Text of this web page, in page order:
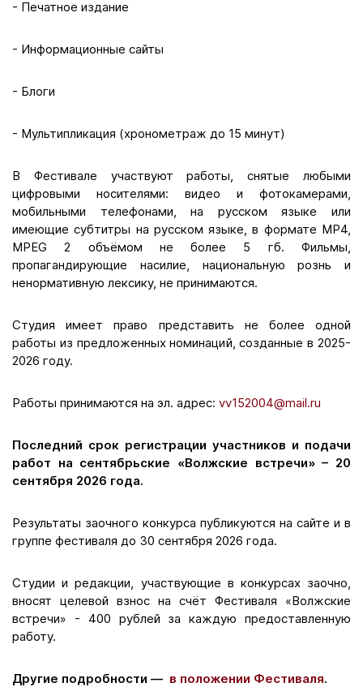
- Печатное издание
- Информационные сайты
- Блоги
- Мультипликация (хронометраж до 15 минут)
В Фестивале участвуют работы, снятые любыми
цифровыми носителями: видео и фотокамерами,
мобильными телефонами, на русском языке или
имеющие субтитры на русском языке, в формате MP4,
MPEG 2 объёмом не более 5 гб. Фильмы,
пропагандирующие насилие, национальную рознь и
ненормативную лексику, не принимаются.
Студия имеет право представить не более одной
работы из предложенных номинаций, созданные в 2025-
2026 году.
Работы принимаются на эл. адрес: vv152004@mail.ru
Последний срок регистрации участников и подачи
работ на сентябрьские «Волжские встречи» – 20
сентября 2026 года.
Результаты заочного конкурса публикуются на сайте и в
группе фестиваля до 30 сентября 2026 года.
Студии и редакции, участвующие в конкурсах заочно,
вносят целевой взнос на счёт Фестиваля «Волжские
встречи» - 400 рублей за каждую предоставленную
работу.
Другие подробности — в положении Фестиваля.